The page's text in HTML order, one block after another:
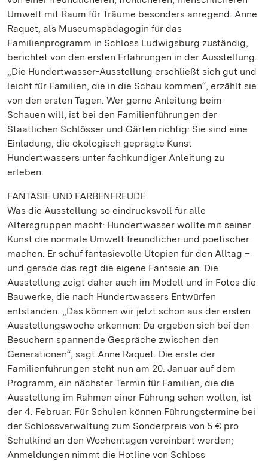
Umwelt mit Raum für Träume besonders anregend. Anne
Raquet, als Museumspädagogin für das
Familienprogramm in Schloss Ludwigsburg zuständig,
berichtet von den ersten Erfahrungen in der Ausstellung.
„Die Hundertwasser-Ausstellung erschließt sich gut und
leicht für Familien, die in die Schau kommen“, erzählt sie
von den ersten Tagen. Wer gerne Anleitung beim
Schauen will, ist bei den Familienführungen der
Staatlichen Schlösser und Gärten richtig: Sie sind eine
Einladung, die ökologisch geprägte Kunst
Hundertwassers unter fachkundiger Anleitung zu
erleben.
FANTASIE UND FARBENFREUDE
Was die Ausstellung so eindrucksvoll für alle
Altersgruppen macht: Hundertwasser wollte mit seiner
Kunst die normale Umwelt freundlicher und poetischer
machen. Er schuf fantasievolle Utopien für den Alltag –
und gerade das regt die eigene Fantasie an. Die
Ausstellung zeigt daher auch im Modell und in Fotos die
Bauwerke, die nach Hundertwassers Entwürfen
entstanden. „Das können wir jetzt schon aus der ersten
Ausstellungswoche erkennen: Da ergeben sich bei den
Besuchern spannende Gespräche zwischen den
Generationen“, sagt Anne Raquet. Die erste der
Familienführungen steht nun am 20. Januar auf dem
Programm, ein nächster Termin für Familien, die die
Ausstellung im Rahmen einer Führung sehen wollen, ist
der 4. Februar. Für Schulen können Führungstermine bei
der Schlossverwaltung zum Sonderpreis von 5 € pro
Schulkind an den Wochentagen vereinbart werden;
Anmeldungen nimmt die Hotline von Schloss